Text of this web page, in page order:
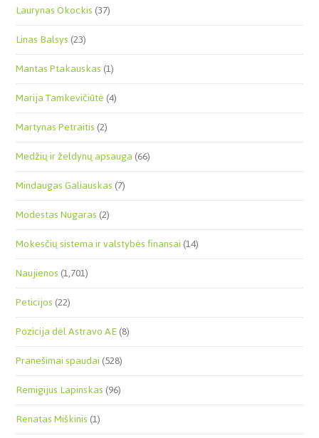
Laurynas Okockis(37)
Linas Balsys(23)
Mantas Ptakauskas(1)
Marija Tamkevičiūtė(4)
Martynas Petraitis(2)
Medžių ir želdynų apsauga(66)
Mindaugas Galiauskas(7)
Modestas Nugaras(2)
Mokesčių sistema ir valstybės finansai(14)
Naujienos(1,701)
Peticijos(22)
Pozicija dėl Astravo AE(8)
Pranešimai spaudai(528)
Remigijus Lapinskas(96)
Renatas Miškinis(1)